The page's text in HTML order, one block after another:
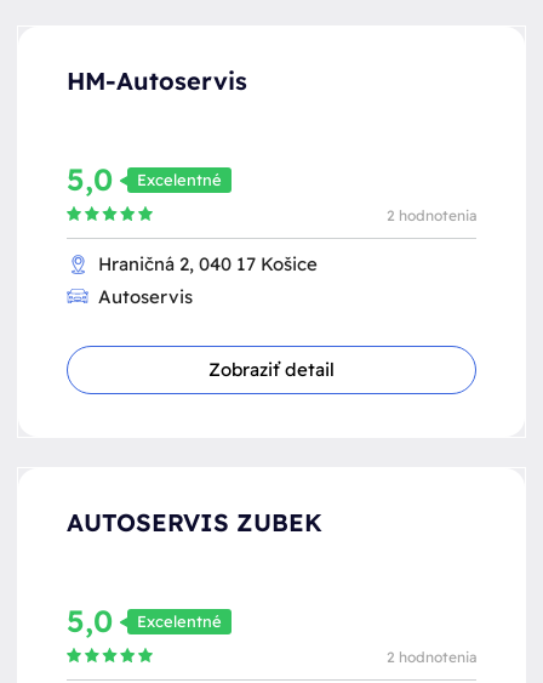
HM-Autoservis
5,0 Excelentné
2 hodnotenia
Hraničná 2, 040 17 Košice
Autoservis
Zobraziť detail
AUTOSERVIS ZUBEK
5,0 Excelentné
2 hodnotenia